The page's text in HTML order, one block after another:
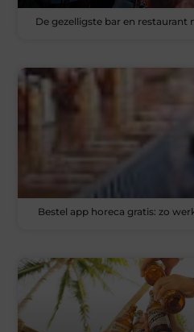
De gezelligste bar en restaurant
Bestel app horeca gratis: zo